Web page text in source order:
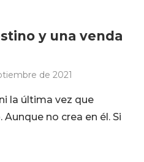
y una venda
de 2021
la última vez que
no crea en él. Si